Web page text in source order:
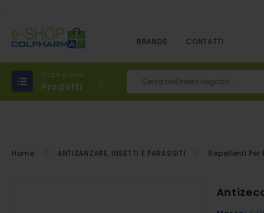
. .
BRANDS CONTATTI
Categorie
Prodotti Cerca
Home ANTIZANZARE, INSETTI E PARASSITI Repellenti Per